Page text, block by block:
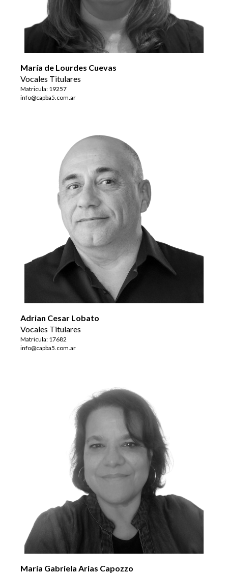
María de Lourdes Cuevas
Vocales Titulares
Matricula: 19257
info@capba5.com.ar
Adrian Cesar Lobato
Vocales Titulares
Matricula: 17682
info@capba5.com.ar
María Gabriela Arias Capozzo